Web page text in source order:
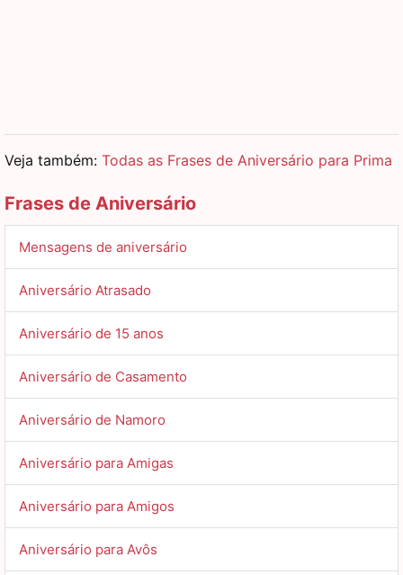
Veja também: Todas as Frases de Aniversário para Prima
Frases de Aniversário
Mensagens de aniversário
Aniversário Atrasado
Aniversário de 15 anos
Aniversário de Casamento
Aniversário de Namoro
Aniversário para Amigas
Aniversário para Amigos
Aniversário para Avôs